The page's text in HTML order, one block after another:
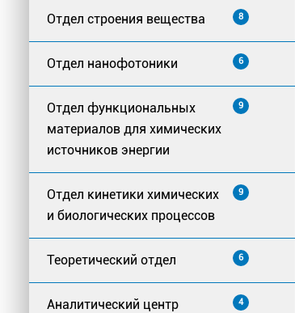
Отдел строения вещества 8
Отдел нанофотоники 6
Отдел функциональных
материалов для химических
источников энергии
9
Отдел кинетики химических
и биологических процессов
9
Теоретический отдел 6
Аналитический центр
4